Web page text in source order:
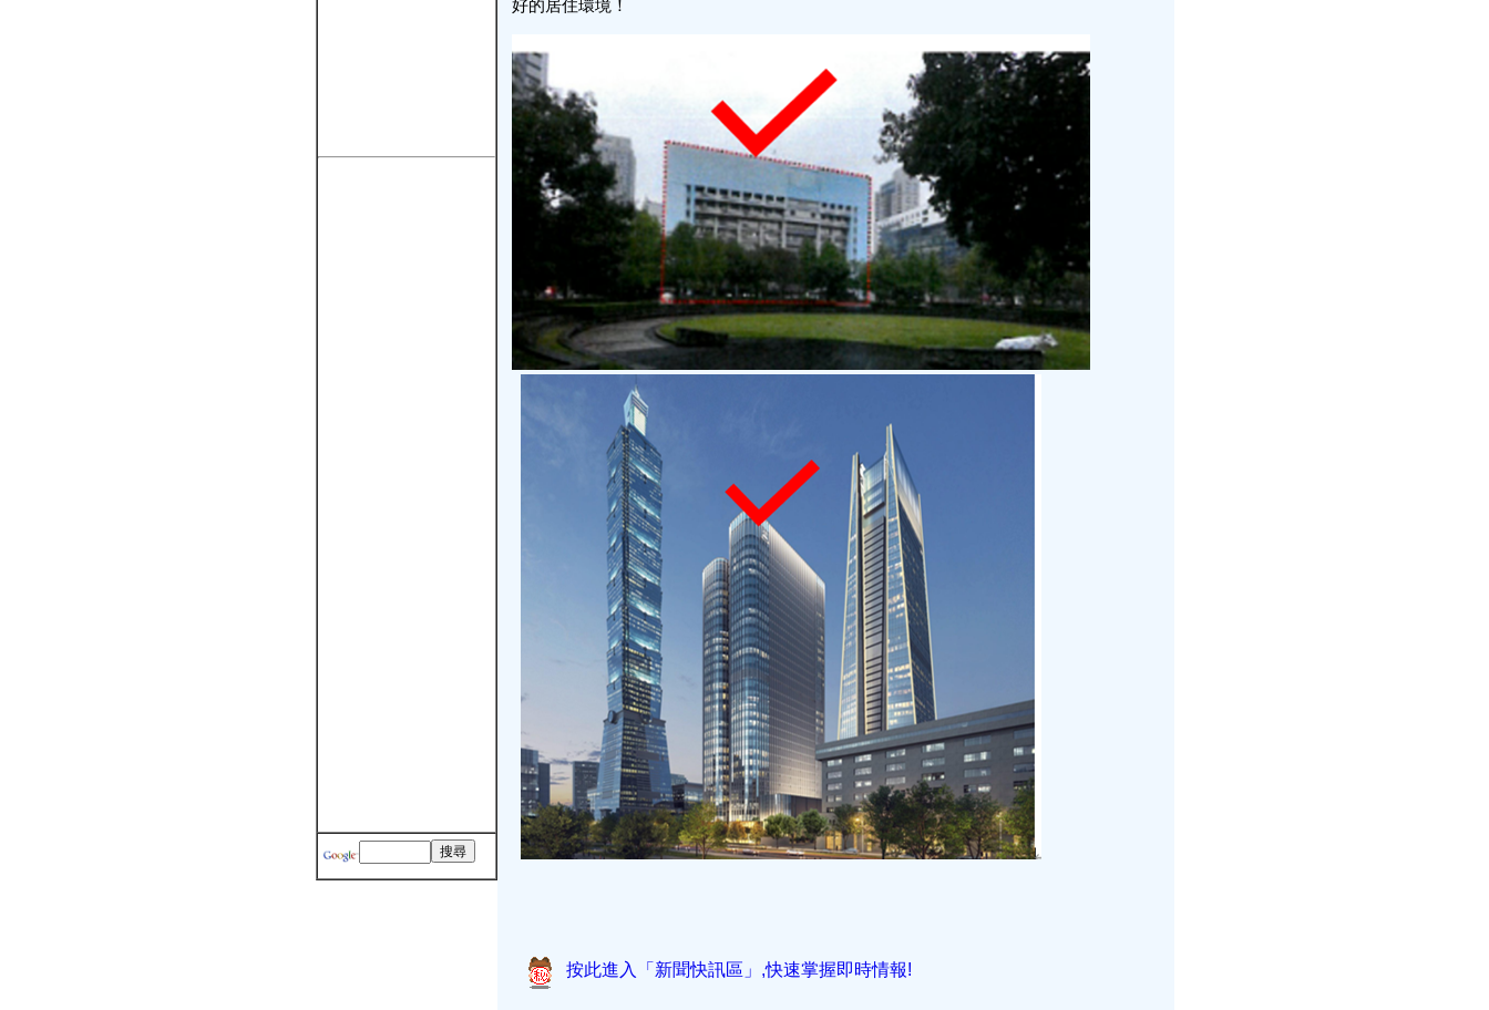
好的居住環境！
按此進入「新聞快訊區」,快速掌握即時情報!